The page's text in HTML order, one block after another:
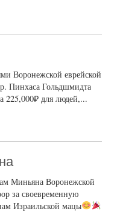
Воронежской еврейской
Пинхаса Гольдшмидта
225,000₽ для людей,...
Миньяна Воронежской
за своевременную
Израильской мацы